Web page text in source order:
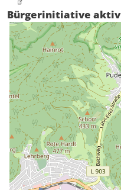
Bürgerinitiative aktiv